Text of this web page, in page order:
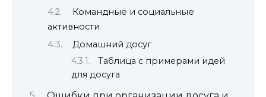
Командные и социальные
активности
Домашний досуг
Таблица с примерами идей
для досуга